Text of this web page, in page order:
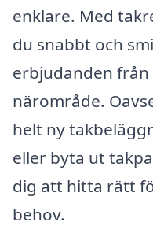
enklare. Med
du snabbt och
erbjudanden
närområde.
helt ny
eller byta ut
dig att hitta rätt
behov.